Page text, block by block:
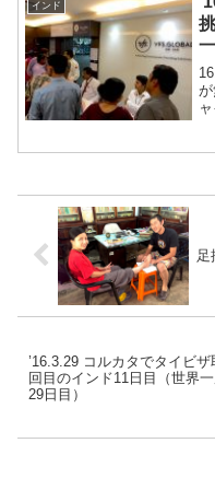
インド
足
’16.3.29 コルカタでタイビ
回目のインド11日目（世界
29日目）